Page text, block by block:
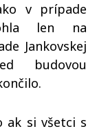
v prípade
len na
Jankovskej
budovou
ak si všetci s